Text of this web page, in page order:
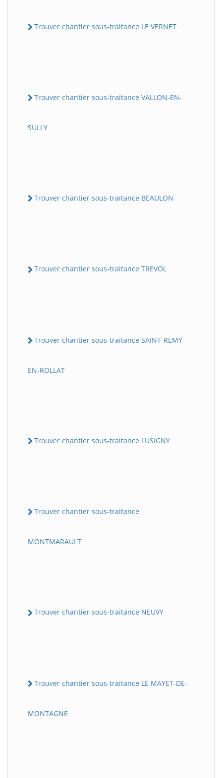
Trouver chantier sous-traitance LE VERNET
Trouver chantier sous-traitance VALLON-EN-
SULLY
Trouver chantier sous-traitance BEAULON
Trouver chantier sous-traitance TREVOL
Trouver chantier sous-traitance SAINT-REMY-
EN-ROLLAT
Trouver chantier sous-traitance LUSIGNY
Trouver chantier sous-traitance
MONTMARAULT
Trouver chantier sous-traitance NEUVY
Trouver chantier sous-traitance LE MAYET-DE-
MONTAGNE